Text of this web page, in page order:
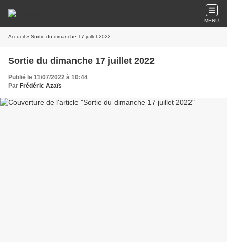
MENU
Accueil » Sortie du dimanche 17 juillet 2022
Sortie du dimanche 17 juillet 2022
Publié le 11/07/2022 à 10:44
Par Frédéric Azaïs